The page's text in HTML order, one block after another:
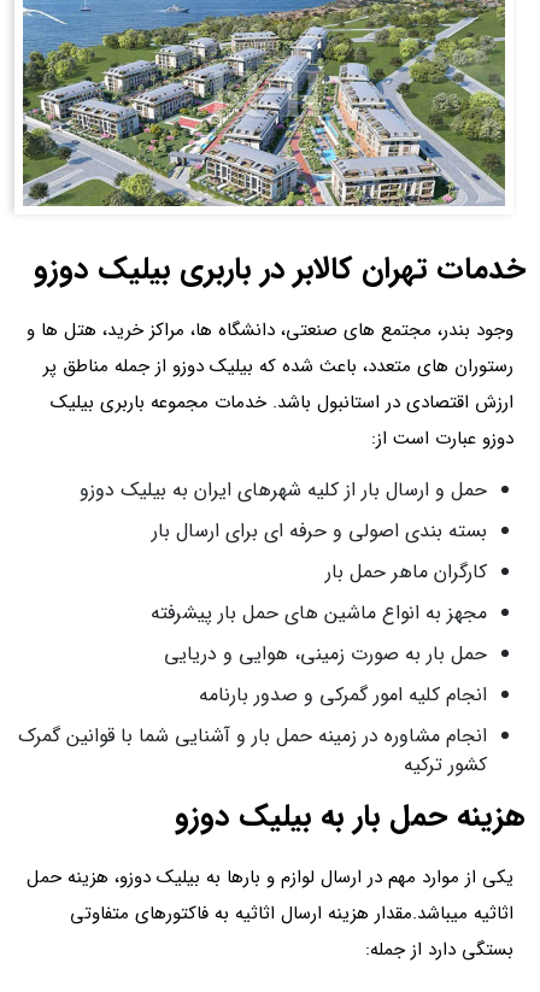
خدمات تهران کالابر در باربری بیلیک دوزو
وجود بندر، مجتمع های صنعتی، دانشگاه ها، مراکز خرید، هتل ها و
رستوران های متعدد، باعث شده که بیلیک دوزو از جمله مناطق پر
ارزش اقتصادی در استانبول باشد. خدمات مجموعه باربری بیلیک
دوزو عبارت است از:
حمل و ارسال بار از کلیه شهرهای ایران به بیلیک دوزو
بسته بندی اصولی و حرفه ای برای ارسال بار
کارگران ماهر حمل بار
مجهز به انواع ماشین های حمل بار پیشرفته
حمل بار به صورت زمینی، هوایی و دریایی
انجام کلیه امور گمرکی و صدور بارنامه
انجام مشاوره در زمینه حمل بار و آشنایی شما با قوانین گمرک
کشور ترکیه
هزینه حمل بار به بیلیک دوزو
یکی از موارد مهم در ارسال لوازم و بارها به بیلیک دوزو، هزینه حمل
اثاثیه میباشد.مقدار هزینه ارسال اثاثیه به فاکتورهای متفاوتی
بستگی دارد از جمله: